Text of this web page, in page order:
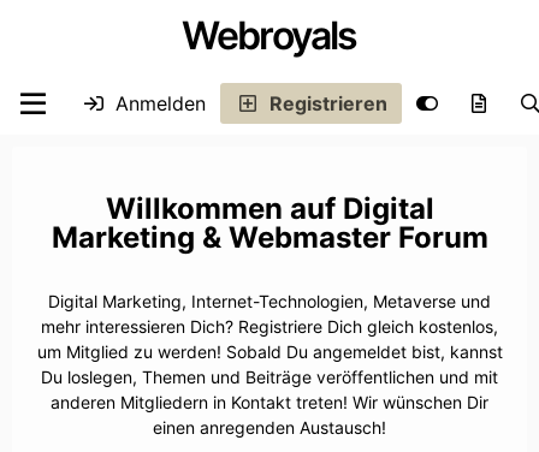
Webroyals
Anmelden Registrieren
Digital
Marketing & Webmaster Forum
Digital Marketing, Internet-Technologien, Metaverse und
mehr interessieren Dich? Registriere Dich gleich kostenlos,
um Mitglied zu werden! Sobald Du angemeldet bist, kannst
Du loslegen, Themen und Beiträge veröffentlichen und mit
anderen Mitgliedern in Kontakt treten! Wir wünschen Dir
einen anregenden Austausch!